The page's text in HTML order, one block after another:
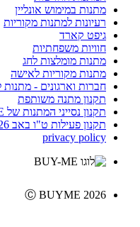
מתנות במימוש אונליין
רעיונות למתנות מקוריות
גיפט קארד
חוויות משפחתיות
מתנות מומלצות לחג
מתנות מקוריות לאישה
חברות וארגונים - מתנות
תקנון מתנה משותפת
תקנון נסייני המתנות של BUYME
תקנון פעילות ט"ו באב 2026
privacy policy
Ⓒ BUYME 2026